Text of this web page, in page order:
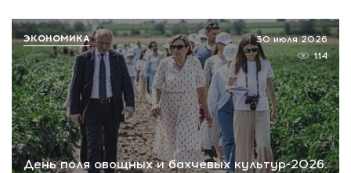
День поля овощных и бахчевых культур-2026.
30 июля 2026
114
ЭКОНОМИКА